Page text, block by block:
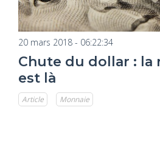
20 mars 2018 - 06:22:34
Chute du dollar : la
est là
Article Monnaie